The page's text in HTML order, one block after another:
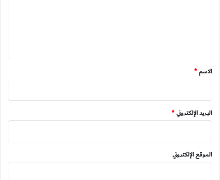
*
الاسم*
البريد الإلكتروني*
الموقع الإلكتروني